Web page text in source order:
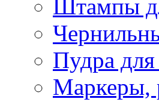
Штампы
Пудра
Маркеры,